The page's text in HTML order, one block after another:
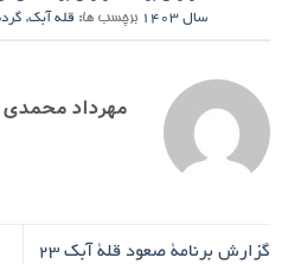
سال ۱۴۰۳
برچسب ها: قله آبک,
مهرداد محمدی
گزارش برنامۀ صعود قلۀ آبک ۲۳